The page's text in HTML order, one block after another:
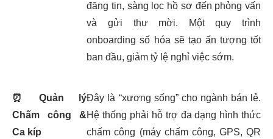
đăng tin, sàng lọc hồ sơ đến phỏng vấn
và gửi thư mời. Một quy trình
onboarding số hóa sẽ tạo ấn tượng tốt
ban đầu, giảm tỷ lệ nghỉ việc sớm.
⏰
Quản lý
Chấm công &
Ca kíp
Đây là “xương sống” cho ngành bán lẻ.
Hệ thống phải hỗ trợ đa dạng hình thức
chấm công (máy chấm công, GPS, QR